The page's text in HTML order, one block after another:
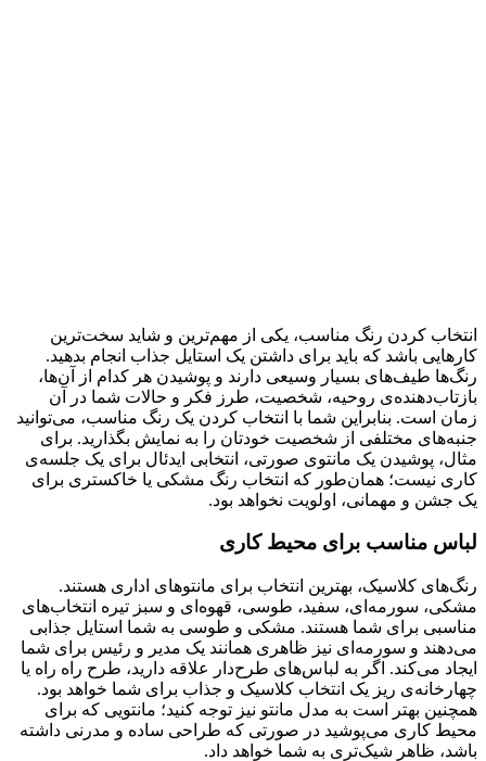
انتخاب کردن رنگ مناسب، یکی از مهم‌ترین و شاید سخت‌ترین
کارهایی باشد که باید برای داشتن یک استایل جذاب انجام بدهید.
رنگ‌ها طیف‌های بسیار وسیعی دارند و پوشیدن هر کدام از آن‌ها،
بازتاب‌دهنده‌ی روحیه، شخصیت، طرز فکر و حالات شما در آن
زمان است. بنابراین شما با انتخاب کردن یک رنگ مناسب، می‌توانید
جنبه‌های مختلفی از شخصیت خودتان را به نمایش بگذارید. برای
مثال، پوشیدن یک مانتوی صورتی، انتخابی ایدئال برای یک جلسه‌ی
کاری نیست؛ همان‌طور که انتخاب رنگ مشکی یا خاکستری برای
یک جشن و مهمانی، اولویت نخواهد بود.
لباس مناسب برای محیط کاری
رنگ‌های کلاسیک، بهترین انتخاب برای مانتوهای اداری هستند.
مشکی، سورمه‌ای، سفید، طوسی، قهوه‌ای و سبز تیره انتخاب‌های
مناسبی برای شما هستند. مشکی و طوسی به شما استایل جذابی
می‌دهند و سورمه‌ای نیز ظاهری همانند یک مدیر و رئیس برای شما
ایجاد می‌کند. اگر به لباس‌های طرح‌دار علاقه دارید، طرح راه راه یا
چهارخانه‌ی ریز یک انتخاب کلاسیک و جذاب برای شما خواهد بود.
همچنین بهتر است به مدل مانتو نیز توجه کنید؛ مانتویی که برای
محیط کاری می‌پوشید در صورتی که طراحی ساده و مدرنی داشته
باشد، ظاهر شیک‌تری به شما خواهد داد.